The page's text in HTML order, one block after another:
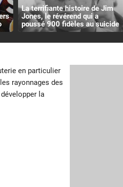
La terrifiante histoire de Jim
Jones, le révérend qui a
poussé 900 fidèles au suicide
en particulier
rayonnages des
la